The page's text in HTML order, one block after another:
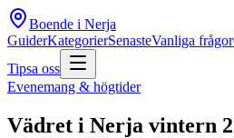
Boende i Nerja
GuiderKategorierSenasteVanliga frågor
Tipsa oss
Evenemang & högtider
Vädret i Nerja vintern